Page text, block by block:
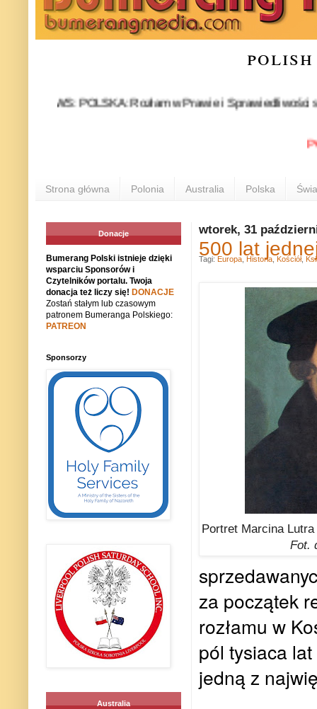
NEWS: POLSKA: Rozłam w Prawie i Sprawiedliwości stał
Strona główna Polonia Australia Polska
wtorek, 31
500 lat
Portret Marcina
Fot.
za początek
rozłamu w
pól tysiaca
jedną z
Tagi: Europa Historia Kościół,
Donacje
Bumerang Polski istnieje dzięki
wsparciu Sponsorów i
Czytelników portalu. Twoja
donacja też liczy się! DONACJE
Zostań stałym lub czasowym
patronem Bumeranga Polskiego:
PATREON
Sponsorzy
Australia